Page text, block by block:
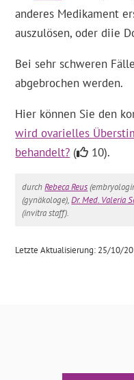
anderes Medikament
auszulösen, oder diie
Bei sehr schweren
abgebrochen werden.
Hier können Sie den
wird ovarielles
behandelt? ( 10).
durchRebeca Reus
(gynäkologe),Dr. Med. Valeria
(invitra staff).
Letzte Aktualisierung: 25/10/